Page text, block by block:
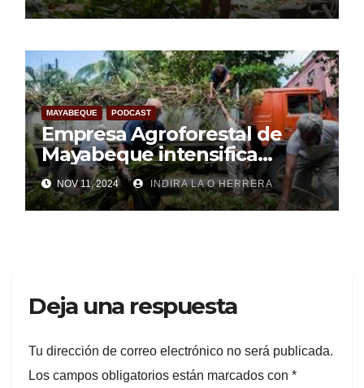
MAYABEQUE PODCAST
Empresa Agroforestal de
Mayabeque intensifica
labores de recuperación
(+Audio)
NOV 11, 2024 INDIRA LA O HERRERA
Deja una respuesta
Tu dirección de correo electrónico no será publicada.
Los campos obligatorios están marcados con *